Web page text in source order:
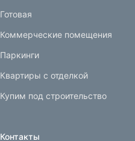
Готовая
Коммерческие помещения
Паркинги
Квартиры с отделкой
Купим под строительство
Контакты